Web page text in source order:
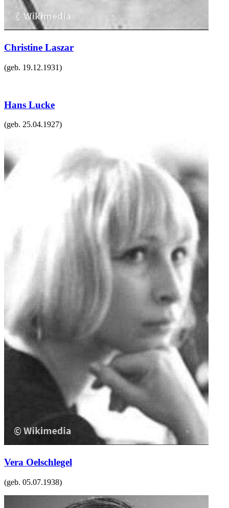
Christine Laszar
(geb. 19.12.1931)
Hans Lucke
(geb. 25.04.1927)
Vera Oelschlegel
(geb. 05.07.1938)